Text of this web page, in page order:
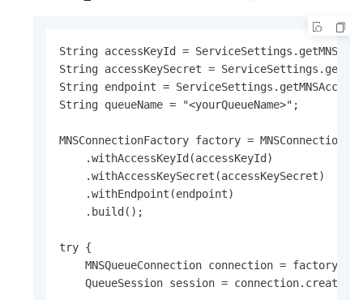
String accessKeyId =
String accessKeySecret =
String endpoint =
String queueName = "<yourQueueName>";
MNSConnectionFactory factory =
    .withAccessKeyId(accessKeyId)
    .withAccessKeySecret(accessKeySecret)
    .withEndpoint(endpoint)
    .build();
try {
MNSQueueConnection connection =
QueueSession session =